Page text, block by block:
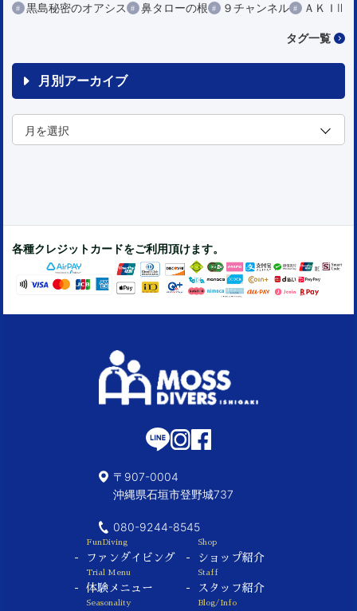
黒島秘密のオアシス
鼻タローの根 ９チャンネル ＡＫＩⅡ
タグ一覧
月別アーカイブ
各種クレジットカードをご利用頂けます。
〒907-0004
沖縄県石垣市登野城737
080-9244-8545
FunDiving
ファンダイビング
Trial Menu
体験メニュー
Seasonality
Shop
ショップ紹介
Staff
スタッフ紹介
Blog/Info